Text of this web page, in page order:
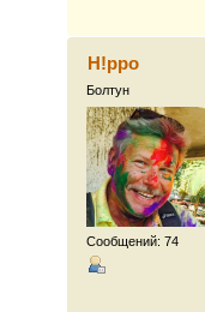
H!ppo
Болтун
Сообщений: 74